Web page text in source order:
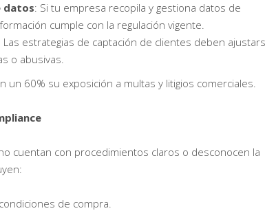
datos: Si tu empresa recopila y gestiona datos de
cumple con la regulación vigente.
Las estrategias de captación de clientes deben
o abusivas.
60% su exposición a multas y litigios comerciales.
cuentan con procedimientos claros o desconocen la
de compra.